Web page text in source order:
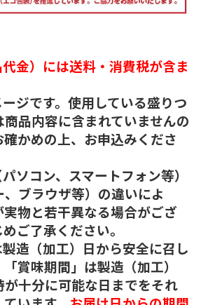
金）には送料・消費税が含ま
ジです。使用している盛りつ
品内容に含まれていませんの
かめの上、お申込みくださ
ソコン、スマートフォン等）
ブラウザ等）の違いによ
物と若干異なる場合がござ
ご了承ください。
造（加工）日から安全に召し
賞味期間」は製造（加工）
が十分に可能な日までをそれ